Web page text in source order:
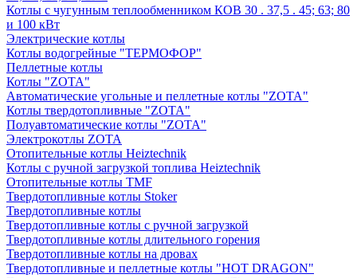
Котлы с чугунным теплообменником КОВ 30 . 37,5 . 45; 63; 80
и 100 кВт
Электрические котлы
Котлы водогрейные "ТЕРМОФОР"
Пеллетные котлы
Котлы "ZOTA"
Автоматические угольные и пеллетные котлы "ZOTA"
Котлы твердотопливные "ZOTA"
Полуавтоматические котлы "ZOTA"
Электрокотлы ZOTA
Отопительные котлы Heiztechnik
Котлы с ручной загрузкой топлива Heiztechnik
Отопительные котлы TMF
Твердотопливные котлы Stoker
Твердотопливные котлы
Твердотопливные котлы с ручной загрузкой
Твердотопливные котлы длительного горения
Твердотопливные котлы на дровах
Твердотопливные и пеллетные котлы "HOT DRAGON"